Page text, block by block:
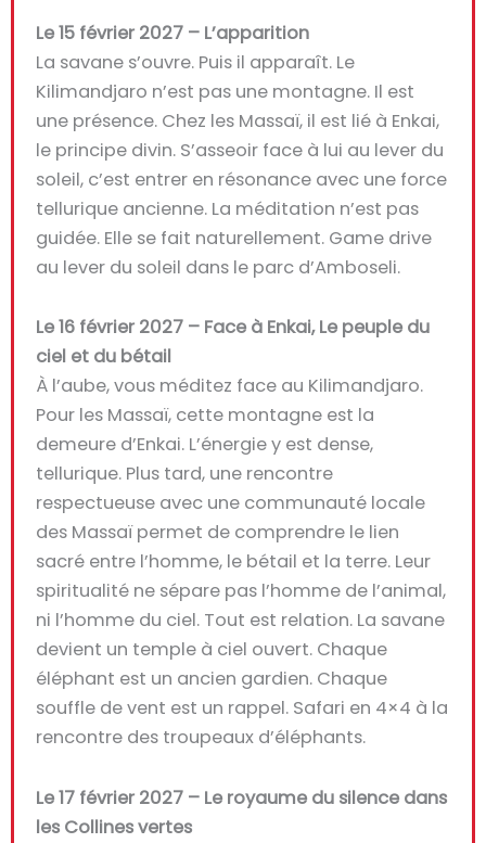
Le 15 février 2027 – L’apparition
La savane s’ouvre. Puis il apparaît. Le
Kilimandjaro n’est pas une montagne. Il est
une présence. Chez les Massaï, il est lié à Enkai,
le principe divin. S’asseoir face à lui au lever du
soleil, c’est entrer en résonance avec une force
tellurique ancienne. La méditation n’est pas
guidée. Elle se fait naturellement. Game drive
au lever du soleil dans le parc d’Amboseli.
Le 16 février 2027 – Face à Enkai, Le peuple du
ciel et du bétail
À l’aube, vous méditez face au Kilimandjaro.
Pour les Massaï, cette montagne est la
demeure d’Enkai. L’énergie y est dense,
tellurique. Plus tard, une rencontre
respectueuse avec une communauté locale
des Massaï permet de comprendre le lien
sacré entre l’homme, le bétail et la terre. Leur
spiritualité ne sépare pas l’homme de l’animal,
ni l’homme du ciel. Tout est relation. La savane
devient un temple à ciel ouvert. Chaque
éléphant est un ancien gardien. Chaque
souffle de vent est un rappel. Safari en 4×4 à la
rencontre des troupeaux d’éléphants.
Le 17 février 2027 – Le royaume du silence dans
les Collines vertes